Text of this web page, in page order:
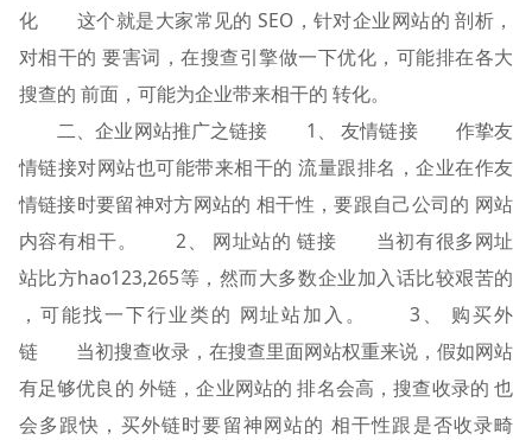
化 这个就是大家常见的 SEO，针对企业网站的 剖析，
对相干的 要害词，在搜查引擎做一下优化，可能排在各大
搜查的 前面，可能为企业带来相干的 转化。
二、企业网站推广之链接 1、 友情链接 作挚友
情链接对网站也可能带来相干的 流量跟排名，企业在作友
情链接时要留神对方网站的 相干性，要跟自己公司的 网站
内容有相干。 2、 网址站的 链接 当初有很多网址
站比方hao123,265等，然而大多数企业加入话比较艰苦的
，可能找一下行业类的 网址站加入。 3、 购买外
链 当初搜查收录，在搜查里面网站权重来说，假如网站
有足够优良的 外链，企业网站的 排名会高，搜查收录的 也
会多跟快，买外链时要留神网站的 相干性跟是否收录畸